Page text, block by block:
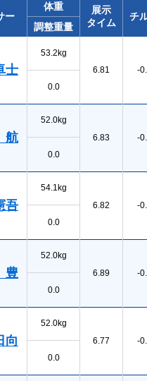
ー
体重
展示
タイム
チ
調整重量
53.2kg
6.81
-
0.0
52.0kg
6.83
-
0.0
吾
54.1kg
6.82
-
0.0
52.0kg
6.89
-
0.0
52.0kg
6.77
-
0.0